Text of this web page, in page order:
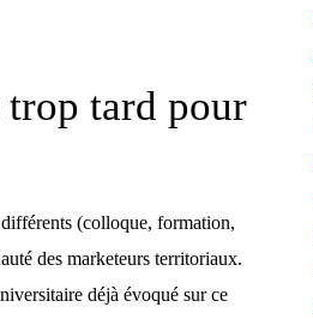
trop tard pour
(colloque, formation,
des marketeurs territoriaux.
déjà évoqué sur ce